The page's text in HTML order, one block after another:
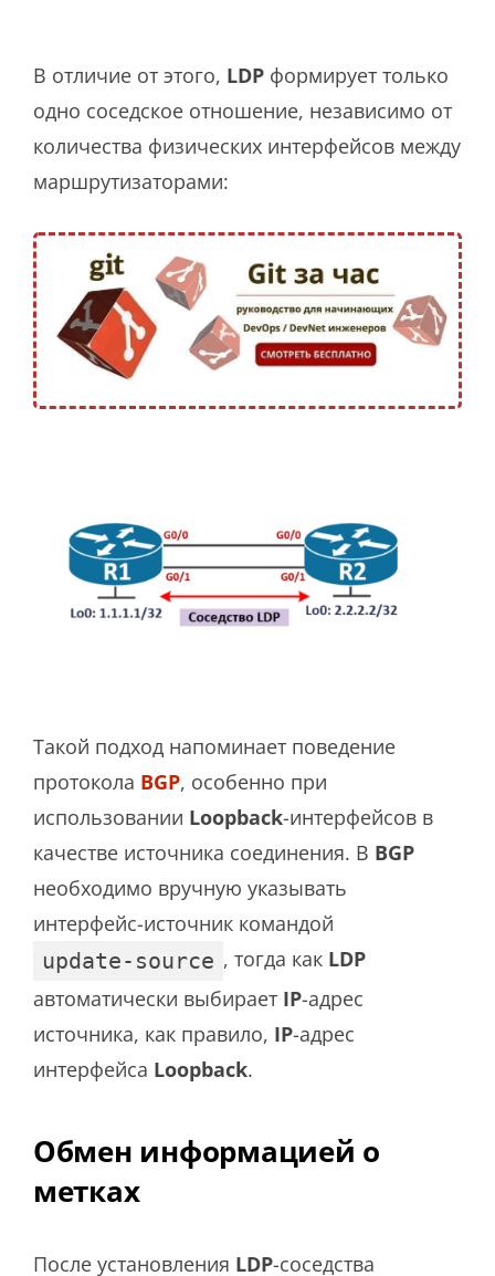
В отличие от этого, LDP формирует только
одно соседское отношение, независимо от
количества физических интерфейсов между
маршрутизаторами:
Такой подход напоминает поведение
протокола BGP, особенно при
использовании Loopback-интерфейсов в
качестве источника соединения. В BGP
необходимо вручную указывать
интерфейс-источник командой
update-source , тогда как LDP
автоматически выбирает IP-адрес
источника, как правило, IP-адрес
интерфейса Loopback.
Обмен информацией о
метках
После установления LDP-соседства